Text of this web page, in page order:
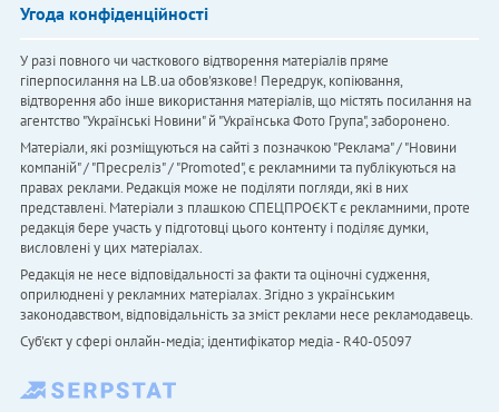
Угода конфіденційності
У разі повного чи часткового відтворення матеріалів пряме
гіперпосилання на LB.ua обов'язкове! Передрук, копіювання,
відтворення або інше використання матеріалів, що містять посилання на
агентство "Українськi Новини" й "Українська Фото Група", заборонено.
Матеріали, які розміщуються на сайті з позначкою "Реклама" / "Новини
компаній" / "Пресреліз" / "Promoted", є рекламними та публікуються на
правах реклами. Редакція може не поділяти погляди, які в них
представлені. Матеріали з плашкою СПЕЦПРОЄКТ є рекламними, проте
редакція бере участь у підготовці цього контенту і поділяє думки,
висловлені у цих матеріалах.
Редакція не несе відповідальності за факти та оціночні судження,
оприлюднені у рекламних матеріалах. Згідно з українським
законодавством, відповідальність за зміст реклами несе рекламодавець.
Cуб'єкт у сфері онлайн-медіа; ідентифікатор медіа - R40-05097